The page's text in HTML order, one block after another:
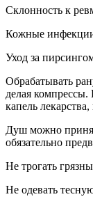
Склонность к
Кожные
Уход за
Обрабатывать
делая компрессы.
капель
Душ можно
обязательно
Не трогать
Не одевать